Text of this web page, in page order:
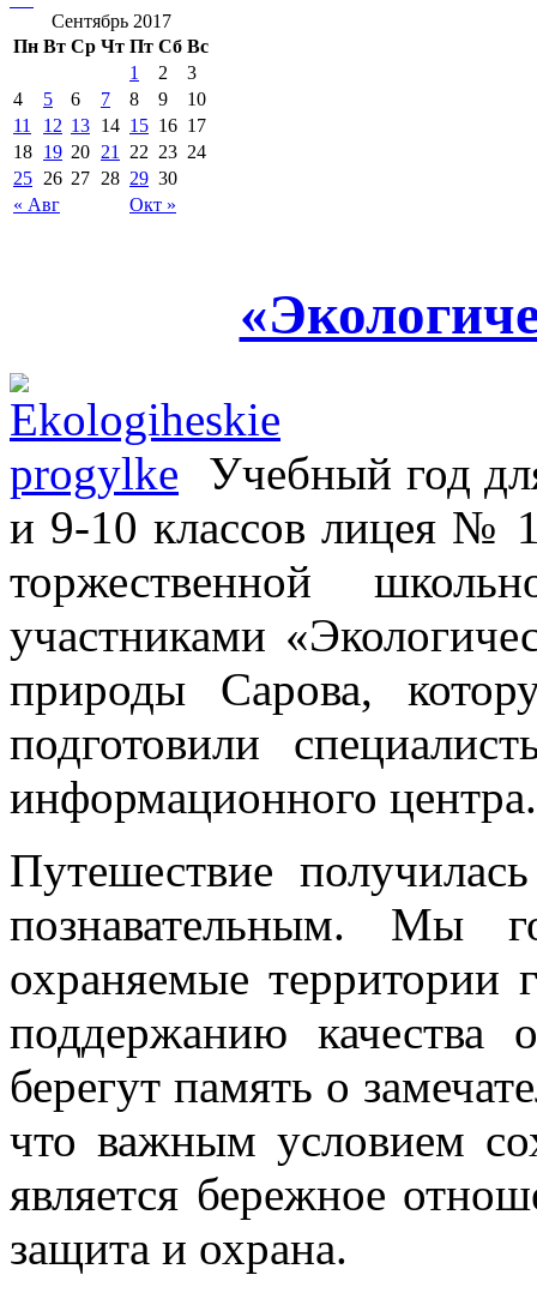
Сентябрь 2017
Пн Вт Ср Чт Пт Сб Вс
« Авг Окт »
1 2
3
4
5 6 7 8 9
10
11
12 13 14 15 16 17
18 19 20 21 22 23 24
25 26 27 28 29 30
Учебный год
и 9-10 классов лицея №
торжественной
участниками
природы Сарова,
подготовили
информационного центра.
Путешествие
познавательным. Мы
охраняемые территории
поддержанию
берегут память о
что важным условием
является бережное
защита и охрана.